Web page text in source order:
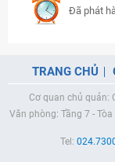
Đã phát
TRANG CHỦ
Cơ quan chủ quản:
Văn phòng: Tầng 7 -
Tel: